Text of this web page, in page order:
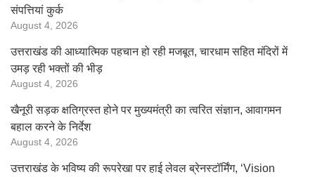
संपत्तियां कुर्क
August 4, 2026
उत्तराखंड की आध्यात्मिक पहचान हो रही मजबूत, चारधाम सहित मंदिरों में
उमड़ रही भक्तों की भीड़
August 4, 2026
खैनूरी सड़क क्षतिग्रस्त होने पर मुख्यमंत्री का त्वरित संज्ञान, आवागमन
बहाल करने के निर्देश
August 4, 2026
उत्तराखंड के भविष्य की रूपरेखा पर हाई लेवल ब्रेनस्टॉर्मिंग, ‘Vision